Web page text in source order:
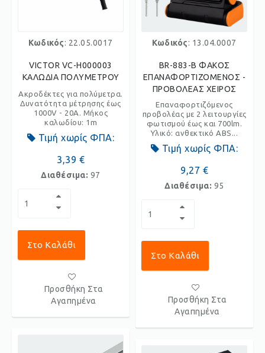
Κωδικός: 22.05.0017
VICTOR VC-H000003
ΚΑΛΩΔΙΑ ΠΟΛΥΜΕΤΡΟΥ
Ακροδέκτες για πολύμετρα.
Δυνατότητα μέτρησης έως
1000V - 20A. Μήκος
καλωδίου: 1m
Τιμή χωρίς ΦΠΑ:
3,39 €
Διαθέσιμα: 97
Στο Καλάθι
Προσθήκη Στα
Αγαπημένα
Κωδικός: 13.04.0007
BR-883-B ΦΑΚΟΣ
ΕΠΑΝΑΦΟΡΤΙΖΟΜΕΝΟΣ -
ΠΡΟΒΟΛΕΑΣ ΧΕΙΡΟΣ
Επαναφορτιζόμενος
προβολέας με 2 λειτουργίες
φωτισμού έως και 700lm.
Υλικό: ανθεκτικό ABS...
Τιμή χωρίς ΦΠΑ:
9,27 €
Διαθέσιμα: 95
Στο Καλάθι
Προσθήκη Στα
Αγαπημένα